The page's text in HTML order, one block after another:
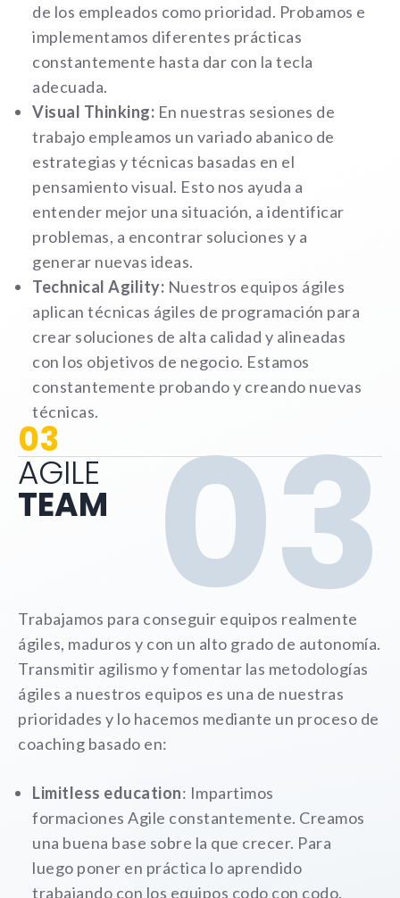
de los empleados como prioridad. Probamos e
implementamos diferentes prácticas
constantemente hasta dar con la tecla
adecuada.
Visual Thinking: En nuestras sesiones de
trabajo empleamos un variado abanico de
estrategias y técnicas basadas en el
pensamiento visual. Esto nos ayuda a
entender mejor una situación, a identificar
problemas, a encontrar soluciones y a
generar nuevas ideas.
Technical Agility: Nuestros equipos ágiles
aplican técnicas ágiles de programación para
crear soluciones de alta calidad y alineadas
con los objetivos de negocio. Estamos
constantemente probando y creando nuevas
técnicas.
03
AGILE
TEAM 03
Trabajamos para conseguir equipos realmente
ágiles, maduros y con un alto grado de autonomía.
Transmitir agilismo y fomentar las metodologías
ágiles a nuestros equipos es una de nuestras
prioridades y lo hacemos mediante un proceso de
coaching basado en:
Limitless education: Impartimos
formaciones Agile constantemente. Creamos
una buena base sobre la que crecer. Para
luego poner en práctica lo aprendido
trabajando con los equipos codo con codo.